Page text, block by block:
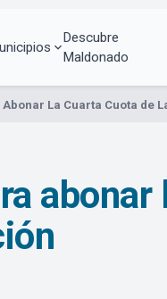
Descubre
Maldonado
La Cuarta Cuota de